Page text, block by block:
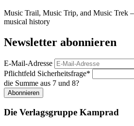
Music Trail, Music Trip, and Music Trek
musical history
Newsletter abonnieren
E-Mail-Adresse
Pflichtfeld Sicherheitsfrage*
die Summe aus 7 und 8?
Abonnieren
Die Verlagsgruppe Kamprad